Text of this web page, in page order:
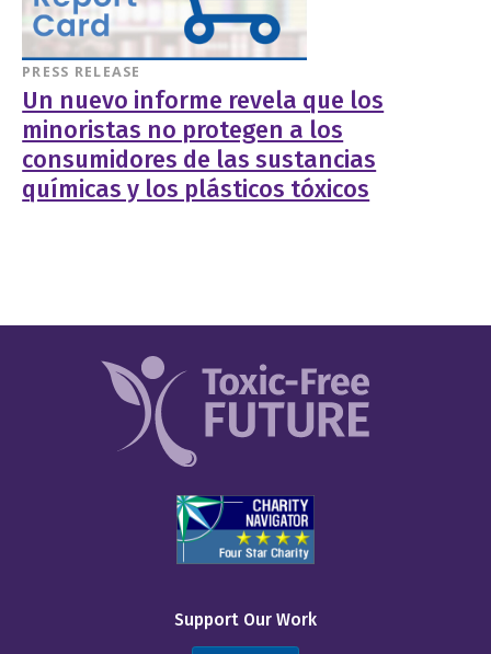
PRESS RELEASE
Un nuevo informe revela que los
minoristas no protegen a los
consumidores de las sustancias
químicas y los plásticos tóxicos
Support Our Work